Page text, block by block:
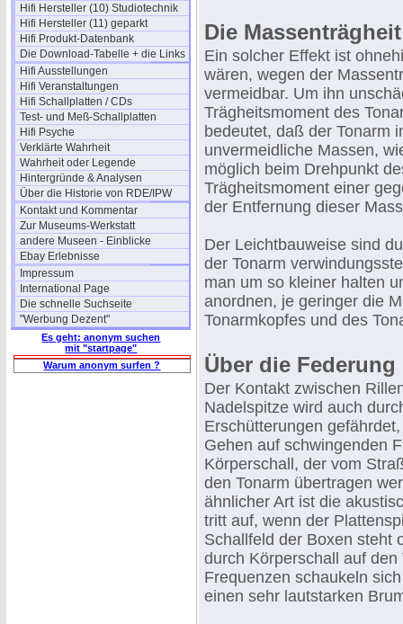
Hifi Hersteller (10) Studiotechnik
Hifi Hersteller (11) geparkt
Hifi Produkt-Datenbank
Die Download-Tabelle + die Links
Hifi Ausstellungen
Hifi Veranstaltungen
Hifi Schallplatten / CDs
Test- und Meß-Schallplatten
Hifi Psyche
Verklärte Wahrheit
Wahrheit oder Legende
Hintergründe & Analysen
Über die Historie von RDE/IPW
Kontakt und Kommentar
Zur Museums-Werkstatt
andere Museen - Einblicke
Ebay Erlebnisse
Impressum
International Page
Die schnelle Suchseite
"Werbung Dezent"
Es geht: anonym suchen
mit "startpage"
Warum anonym surfen ?
Die Massenträgheit
Ein solcher Effekt ist
wären, wegen der
vermeidbar. Um ihn
Trägheitsmoment des
bedeutet, daß der Tonarm
unvermeidliche Massen,
möglich beim Drehpunkt
Trägheitsmoment einer
der Entfernung dieser
Der Leichtbauweise sind
der Tonarm
man um so kleiner halten
anordnen, je geringer die
Tonarmkopfes und des
Über die
Der Kontakt zwischen
Nadelspitze wird auch
Erschütterungen
Gehen auf schwingenden
Körperschall, der vom
den Tonarm übertragen
ähnlicher Art ist die
tritt auf, wenn der
Schallfeld der Boxen steht
durch Körperschall auf
Frequenzen schaukeln
einen sehr lautstarken